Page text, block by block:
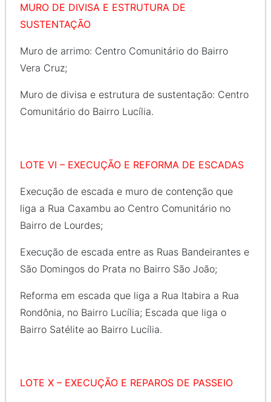
MURO DE DIVISA E ESTRUTURA DE
SUSTENTAÇÃO
Muro de arrimo: Centro Comunitário do Bairro
Vera Cruz;
Muro de divisa e estrutura de sustentação: Centro
Comunitário do Bairro Lucília.
LOTE VI – EXECUÇÃO E REFORMA DE ESCADAS
Execução de escada e muro de contenção que
liga a Rua Caxambu ao Centro Comunitário no
Bairro de Lourdes;
Execução de escada entre as Ruas Bandeirantes e
São Domingos do Prata no Bairro São João;
Reforma em escada que liga a Rua Itabira a Rua
Rondônia, no Bairro Lucília; Escada que liga o
Bairro Satélite ao Bairro Lucília.
LOTE X – EXECUÇÃO E REPAROS DE PASSEIO